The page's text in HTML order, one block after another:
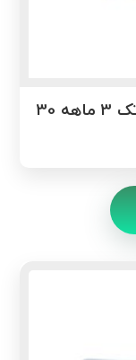
سیم کارت هوشمند TD/FD آسیاتک 3 ماهه 30